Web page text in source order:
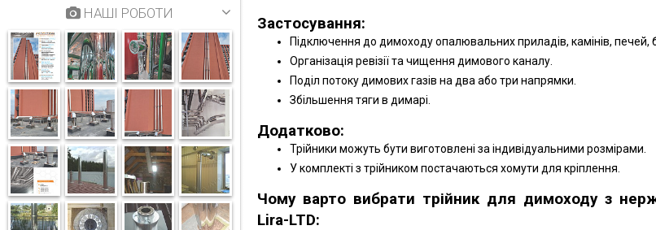
НАШІ РОБОТИ
Застосування:
Підключення до димоходу опалювальних приладів, камінів, печей,
Організація ревізії та чищення димового каналу.
Поділ потоку димових газів на два або три напрямки.
Збільшення тяги в димарі.
Додатково:
Трійники можуть бути виготовлені за індивідуальними розмірами.
У комплекті з трійником постачаються хомути для кріплення.
Чому варто вибрати трійник для димоходу з
Lira-LTD: